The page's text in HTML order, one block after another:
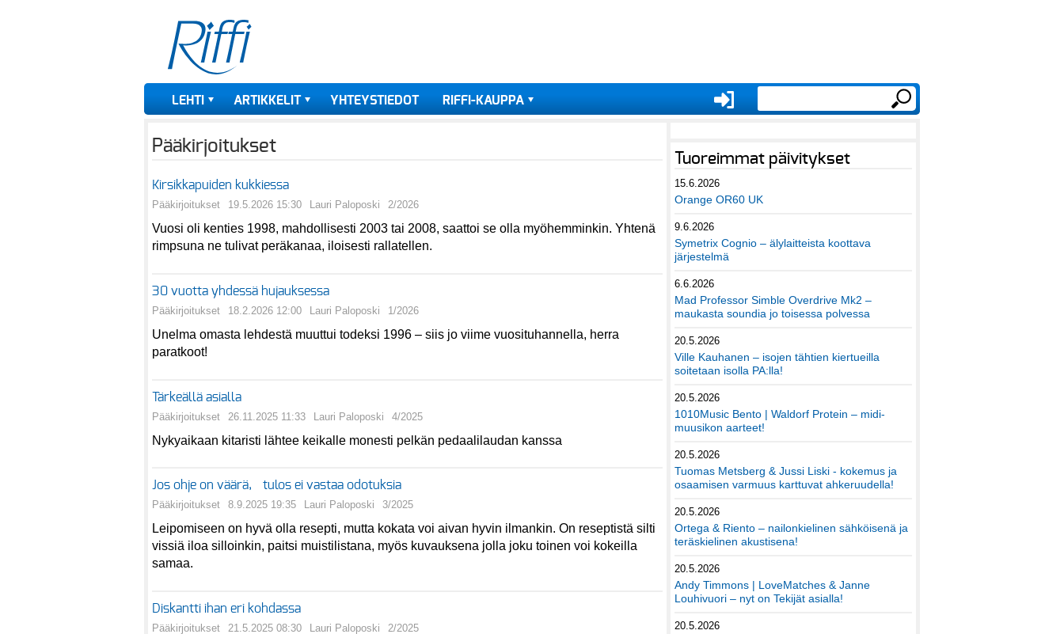
LEHTI ARTIKKELIT YHTEYSTIEDOT RIFFI-KAUPPA
Pääkirjoitukset
Kirsikkapuiden kukkiessa
Pääkirjoitukset 19.5.2026 15:30 Lauri Paloposki 2/2026
Vuosi oli kenties 1998, mahdollisesti 2003 tai 2008, saattoi se olla myöhemminkin. Yhtenä
rimpsuna ne tulivat peräkanaa, iloisesti rallatellen.
30 vuotta yhdessä hujauksessa
Pääkirjoitukset 18.2.2026 12:00 Lauri Paloposki 1/2026
Unelma omasta lehdestä muuttui todeksi 1996 – siis jo viime vuosituhannella, herra
paratkoot!
Tärkeällä asialla
Pääkirjoitukset 26.11.2025 11:33 Lauri Paloposki 4/2025
Nykyaikaan kitaristi lähtee keikalle monesti pelkän pedaalilaudan kanssa
Jos ohje on väärä, tulos ei vastaa odotuksia
Pääkirjoitukset 8.9.2025 19:35 Lauri Paloposki 3/2025
Leipomiseen on hyvä olla resepti, mutta kokata voi aivan hyvin ilmankin. On reseptistä silti
vissiä iloa silloinkin, paitsi muistilistana, myös kuvauksena jolla joku toinen voi kokeilla
samaa.
Diskantti ihan eri kohdassa
Pääkirjoitukset 21.5.2025 08:30 Lauri Paloposki 2/2025
Tuoreimmat päivitykset
15.6.2026
Orange OR60 UK
9.6.2026
Symetrix Cognio – älylaitteista koottava
järjestelmä
6.6.2026
Mad Professor Simble Overdrive Mk2 –
maukasta soundia jo toisessa polvessa
20.5.2026
Ville Kauhanen – isojen tähtien kiertueilla
soitetaan isolla PA:lla!
20.5.2026
1010Music Bento | Waldorf Protein – midi-
muusikon aarteet!
20.5.2026
Tuomas Metsberg & Jussi Liski - kokemus ja
osaamisen varmuus karttuvat ahkeruudella!
20.5.2026
Ortega & Riento – nailonkielinen sähköisenä ja
teräskielinen akustisena!
20.5.2026
Andy Timmons | LoveMatches & Janne
Louhivuori – nyt on Tekijät asialla!
20.5.2026